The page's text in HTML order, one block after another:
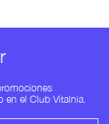
en el Club Vitalnia.